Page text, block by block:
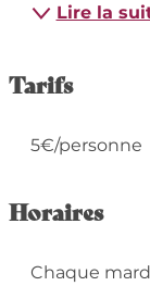
Lire la
Tarifs
5€/personne
Horaires
Chaque